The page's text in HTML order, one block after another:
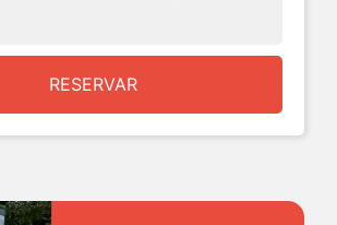
RESERVAR